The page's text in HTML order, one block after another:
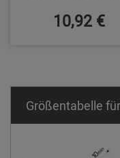
10,92 €
Größentabelle